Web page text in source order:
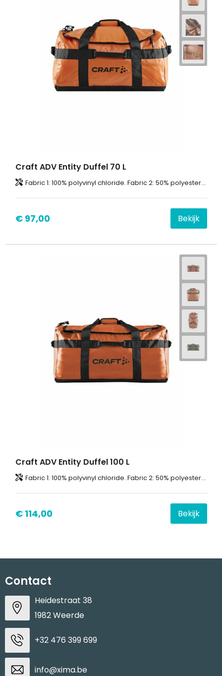
Craft ADV Entity Duffel 70 L
Fabric 1: 100% polyvinyl chloride. Fabric 2: 50% polyester-recycled, 50% polyurethane. Fabric 3: 100% polyester.
€ 97,00 Bekijk
Craft ADV Entity Duffel 100 L
Fabric 1: 100% polyvinyl chloride. Fabric 2: 50% polyester-recycled, 50% polyurethane. Fabric 3: 100% polyester.
€ 114,00 Bekijk
Contact
Heidestraat 38
1982 Weerde
+32 476 399 699
info@xima.be